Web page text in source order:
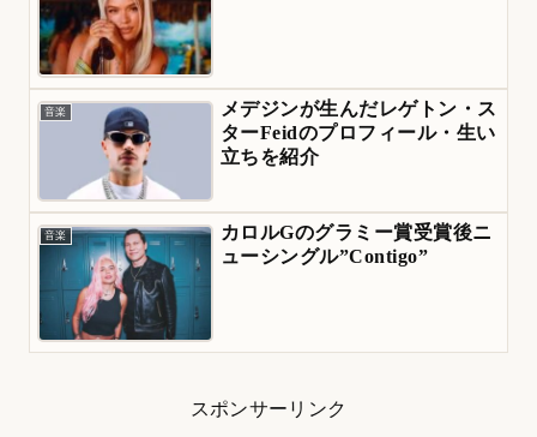
音楽
メデジンが生んだレゲトン・ス
ターFeidのプロフィール・生い
立ちを紹介
音楽
カロルGのグラミー賞受賞後ニ
ューシングル”Contigo”
スポンサーリンク